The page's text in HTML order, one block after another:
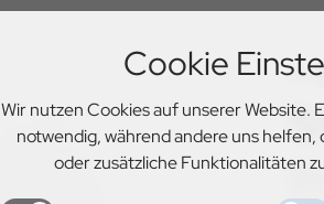
Cookie
Wir nutzen Cookies auf unserer Website.
notwendig, während andere uns helfen,
oder zusätzliche Funktionalitäten